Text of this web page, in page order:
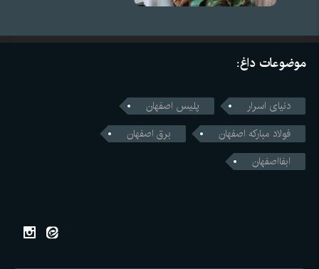
موضوعات داغ:
دنیای اسرار
پلیس اصفهان
فولاد مبارکه اصفهان
برق اصفهان
ابفااصفهان